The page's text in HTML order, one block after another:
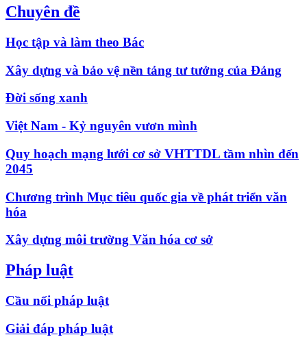
Chuyên đề
Học tập và làm theo Bác
Xây dựng và bảo vệ nền tảng tư tưởng của Đảng
Đời sống xanh
Việt Nam - Kỷ nguyên vươn mình
Quy hoạch mạng lưới cơ sở VHTTDL tầm nhìn đến
2045
Chương trình Mục tiêu quốc gia về phát triển văn
hóa
Xây dựng môi trường Văn hóa cơ sở
Pháp luật
Cầu nối pháp luật
Giải đáp pháp luật